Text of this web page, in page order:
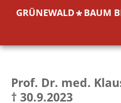
GRÜNEWALD*BAUM
Prof. Dr. med.
† 30.9.2023